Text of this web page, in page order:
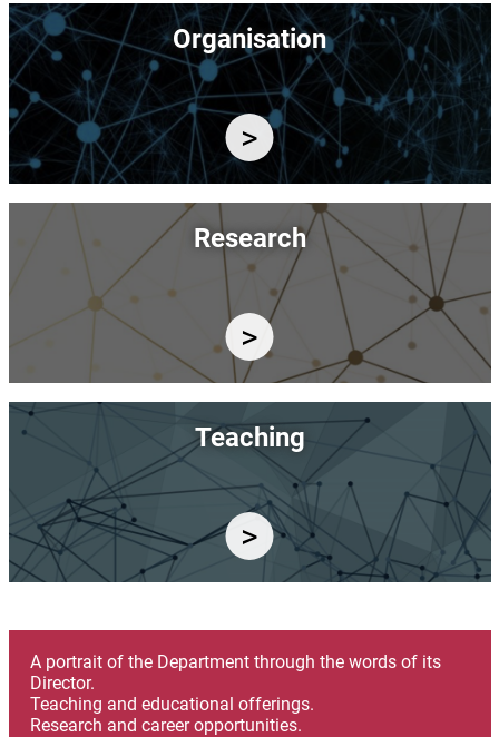
Image
Organisation
Research
Image
Teaching
A portrait of the Department through the words of its
Director.
Teaching and educational offerings.
Research and career opportunities.